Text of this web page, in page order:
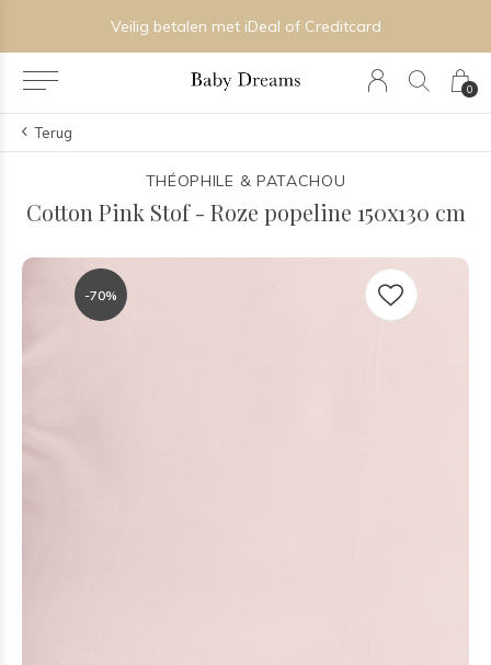
0
Veilig betalen met iDeal of Creditcard
Terug
THÉOPHILE & PATACHOU
Cotton Pink Stof - Roze popeline 150x130 cm
-70%